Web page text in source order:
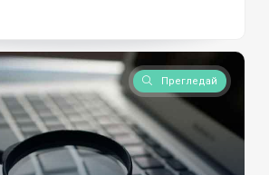
Прегледай